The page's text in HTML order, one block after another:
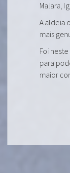
Malara,
A aldeia
mais
Foi
para
maior